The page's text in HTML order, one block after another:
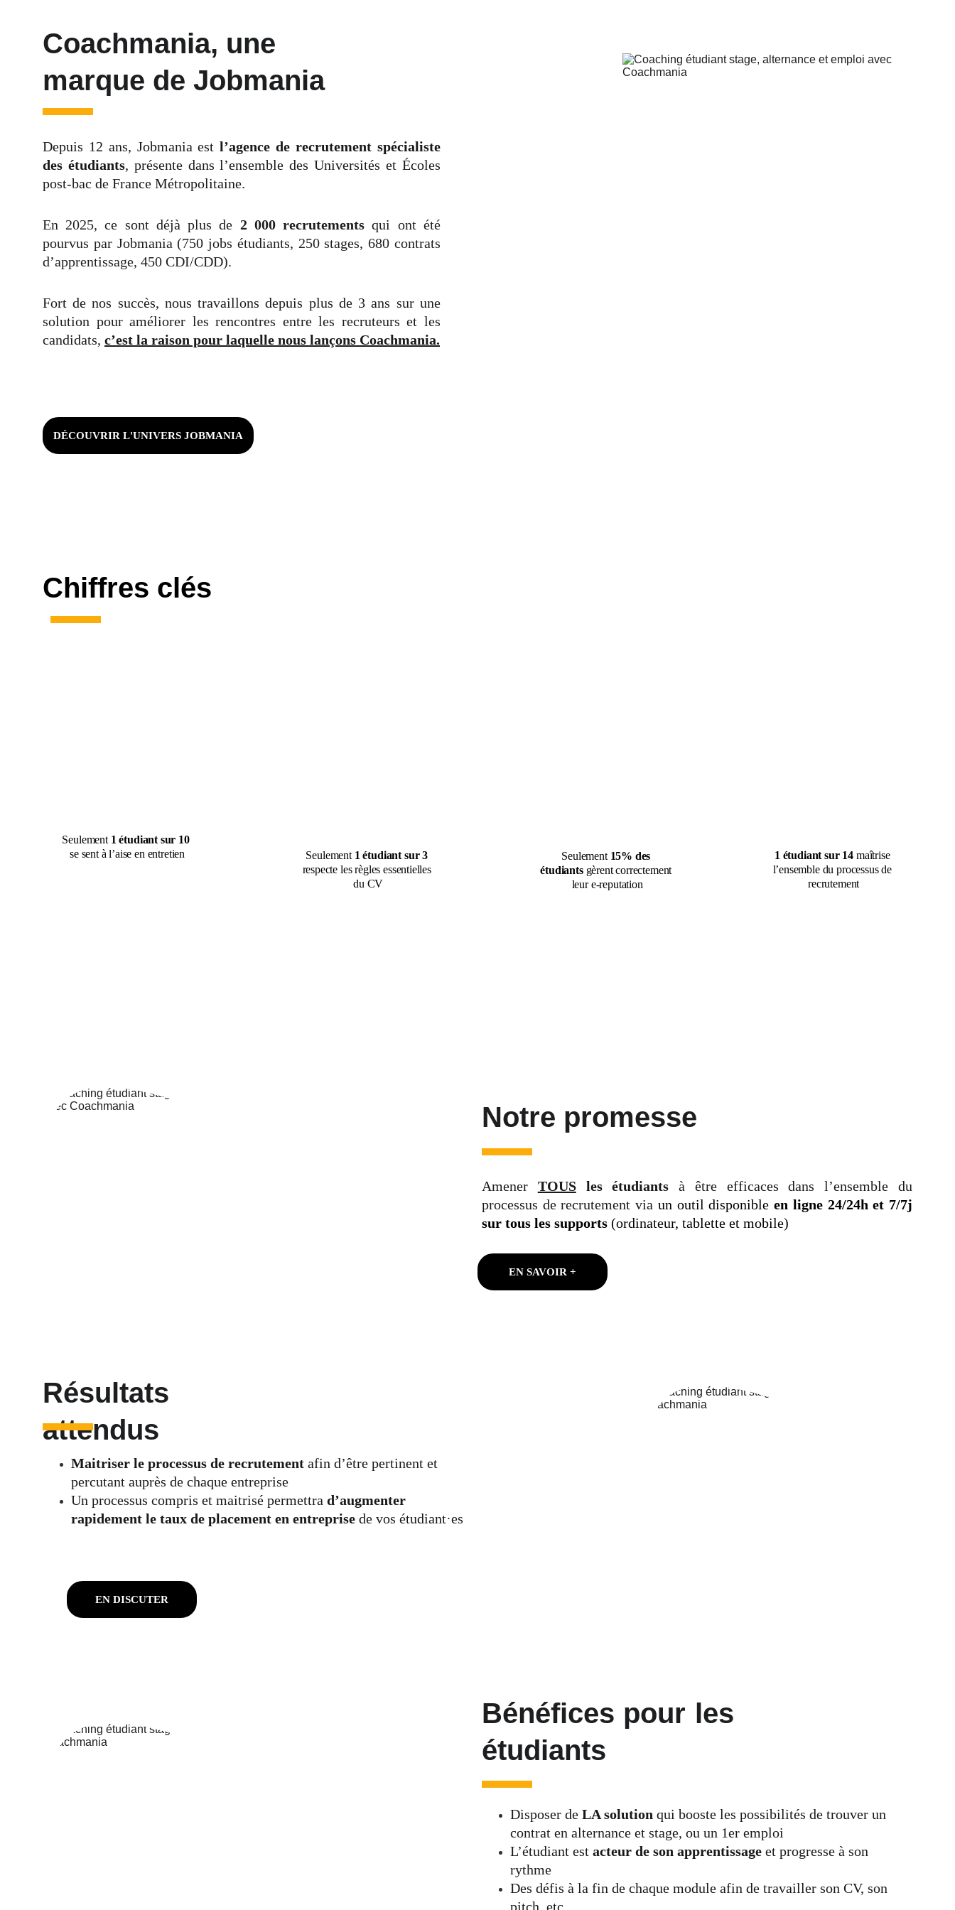
Coachmania, une
marque de Jobmania
Depuis 12 ans, Jobmania estl’agence de recrutement spécialiste
des étudiants, présente dans l’ensemble des Universités et Écoles
post-bac de France Métropolitaine.
En 2025, ce sont déjà plus de 2 000 recrutements qui ont été
pourvus par Jobmania (750 jobs étudiants, 250 stages, 680 contrats
d’apprentissage, 450 CDI/CDD).
Fort de nos succès, nous travaillons depuis plus de 3 ans sur une
solution pour améliorer les rencontres entre les recruteurs et les
candidats, c’est la raison pour laquelle nous lançons Coachmania.
DÉCOUVRIR L'UNIVERS JOBMANIA
Chiffres clés
Seulement 1 étudiant sur 10
se sent à l’aise en entretien
Seulement 15% des
étudiants gèrent correctement
leur e-reputation
Seulement 1 étudiant sur 3
respecte les règles essentielles
du CV
1 étudiant sur 14 maîtrise
l’ensemble du processus de
recrutement
Notre promesse
Amener TOUSles étudiants à être efficaces dans l’ensemble du
processus de recrutement via un outil disponibleen ligne 24/24h et 7/7j
sur tous les supports(ordinateur, tablette et mobile)
EN SAVOIR +
Maitriser le processus de recrutement afin d’être pertinent et
percutant auprès de chaque entreprise
Un processus compris et maitrisé permettra d’augmenter
rapidement le taux de placement en entreprise de vos étudiant·es
Résultats
attendus
EN DISCUTER
Bénéfices pour les
étudiants
Disposer de LA solution qui booste les possibilités de trouver un
contrat en alternance et stage, ou un 1er emploi
L’étudiant est acteur de son apprentissage et progresse à son
rythme
Des défis à la fin de chaque module afin de travailler son CV, son
pitch, etc